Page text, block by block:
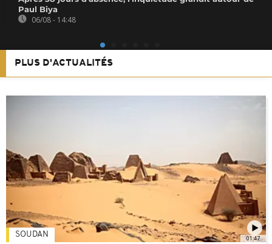
Paul Biya
06/08 - 14:48
PLUS D'ACTUALITÉS
01:47
SOUDAN